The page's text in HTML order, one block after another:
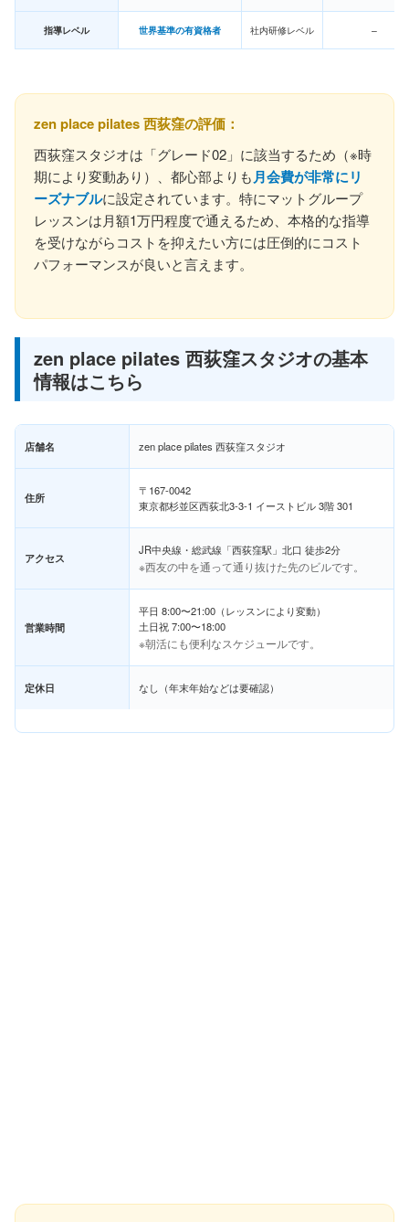
指導レベル 世界基準の有資格者 社内研修レベル –
zen place pilates 西荻窪の評価：
西荻窪スタジオは「グレード02」に該当するため（※時
期により変動あり）、都心部よりも月会費が非常にリ
ーズナブルに設定されています。特にマットグループ
レッスンは月額1万円程度で通えるため、本格的な指導
を受けながらコストを抑えたい方には圧倒的にコスト
パフォーマンスが良いと言えます。
zen place pilates 西荻窪スタジオの基本
情報はこちら
店舗名 zen place pilates 西荻窪スタジオ
住所
〒167-0042
東京都杉並区西荻北3-3-1 イーストビル 3階 301
アクセス
JR中央線・総武線「西荻窪駅」北口 徒歩2分
※西友の中を通って通り抜けた先のビルです。
営業時間
平日 8:00〜21:00（レッスンにより変動）
土日祝 7:00〜18:00
※朝活にも便利なスケジュールです。
定休日 なし（年末年始などは要確認）